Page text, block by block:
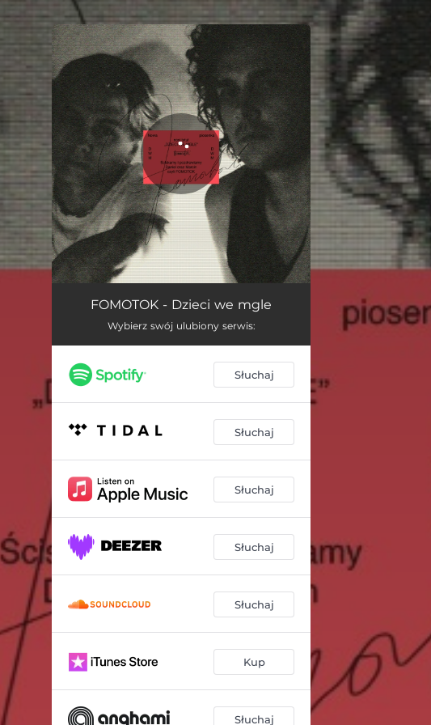
You're all set!
Dzieci we mgle 04:02
FOMOTOK - Dzieci we mgle
Wybierz swój ulubiony serwis:
Słuchaj
Słuchaj
Słuchaj
Słuchaj
Słuchaj
Kup
Słuchaj